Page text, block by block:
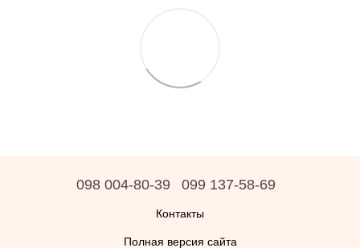
098 004-80-39 099 137-58-69
Контакты
Полная версия сайта